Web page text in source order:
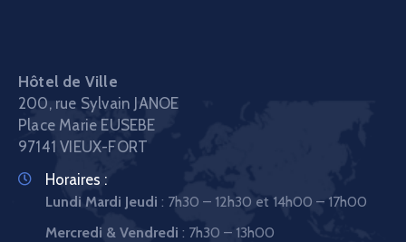
Hôtel de Ville
200, rue Sylvain JANOE
Place Marie EUSEBE
97141 VIEUX-FORT
Horaires :
Lundi Mardi Jeudi : 7h30 – 12h30 et 14h00 – 17h00
Mercredi & Vendredi : 7h30 – 13h00